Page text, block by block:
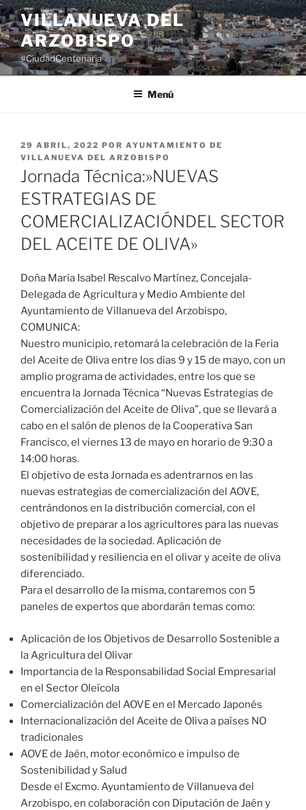
Saltar
al
contenido
VILLANUEVA DEL
ARZOBISPO
#CiudadCentenaria
Menú
PUBLICADO
EL
29 ABRIL, 2022 POR AYUNTAMIENTO DE
VILLANUEVA DEL ARZOBISPO
Jornada Técnica:»NUEVAS
ESTRATEGIAS DE
COMERCIALIZACIÓNDEL SECTOR
DEL ACEITE DE OLIVA»
Doña María Isabel Rescalvo Martínez, Concejala-
Delegada de Agricultura y Medio Ambiente del
Ayuntamiento de Villanueva del Arzobispo,
COMUNICA:
Nuestro municipio, retomará la celebración de la Feria
del Aceite de Oliva entre los días 9 y 15 de mayo, con un
amplio programa de actividades, entre los que se
encuentra la Jornada Técnica “Nuevas Estrategias de
Comercialización del Aceite de Oliva”, que se llevará a
cabo en el salón de plenos de la Cooperativa San
Francisco, el viernes 13 de mayo en horario de 9:30 a
14:00 horas.
El objetivo de esta Jornada es adentrarnos en las
nuevas estrategias de comercialización del AOVE,
centrándonos en la distribución comercial, con el
objetivo de preparar a los agricultores para las nuevas
necesidades de la sociedad. Aplicación de
sostenibilidad y resiliencia en el olivar y aceite de oliva
diferenciado.
Para el desarrollo de la misma, contaremos con 5
paneles de expertos que abordarán temas como:
Aplicación de los Objetivos de Desarrollo Sostenible a
la Agricultura del Olivar
Importancia de la Responsabilidad Social Empresarial
en el Sector Oleícola
Comercialización del AOVE en el Mercado Japonés
Internacionalización del Aceite de Oliva a países NO
tradicionales
AOVE de Jaén, motor económico e impulso de
Sostenibilidad y Salud
Desde el Excmo. Ayuntamiento de Villanueva del
Arzobispo, en colaboración con Diputación de Jaén y